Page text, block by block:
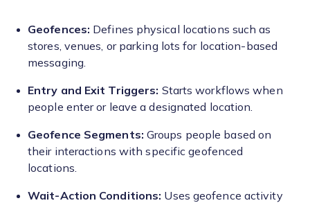
Geofences: Defines physical locations such as
stores, venues, or parking lots for location-based
messaging.
Entry and Exit Triggers: Starts workflows when
people enter or leave a designated location.
Geofence Segments: Groups people based on
their interactions with specific geofenced
locations.
Wait-Action Conditions: Uses geofence activity